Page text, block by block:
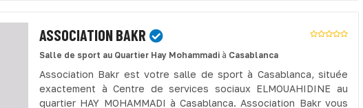
ASSOCIATION BAKR
Salle de sport au Quartier Hay Mohammadi à Casablanca
Association Bakr est votre salle de sport à Casablanca, située
exactement à Centre de services sociaux ELMOUAHIDINE au
quartier HAY MOHAMMADI à Casablanca. Association Bakr vous